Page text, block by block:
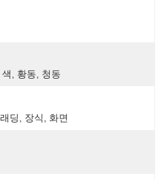
, 황동, 청동
딩, 장식, 화면